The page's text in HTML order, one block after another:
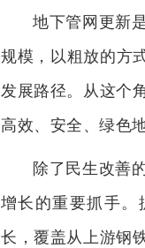
地下管网更新
规模，以粗放的方
发展路径。从这个
高效、安全、绿色
除了民生改善
增长的重要抓手
长，覆盖从上游钢